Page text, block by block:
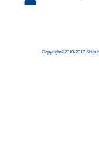
Copyright©2010-2017 Shijo